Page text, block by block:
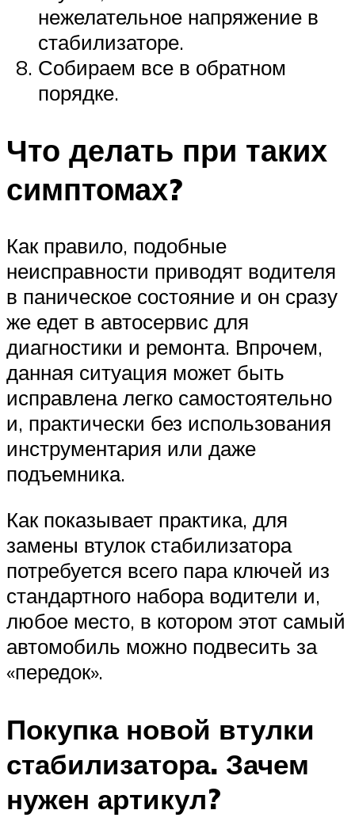
нежелательное напряжение в
стабилизаторе.
Собираем все в обратном
порядке.
Что делать при таких
симптомах?
Как правило, подобные
неисправности приводят водителя
в паническое состояние и он сразу
же едет в автосервис для
диагностики и ремонта. Впрочем,
данная ситуация может быть
исправлена легко самостоятельно
и, практически без использования
инструментария или даже
подъемника.
Как показывает практика, для
замены втулок стабилизатора
потребуется всего пара ключей из
стандартного набора водители и,
любое место, в котором этот самый
автомобиль можно подвесить за
«передок».
Покупка новой втулки
стабилизатора. Зачем
нужен артикул?